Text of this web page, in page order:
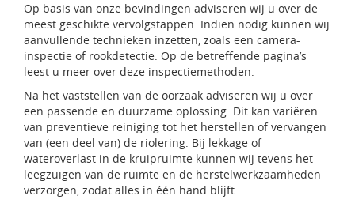
Op basis van onze bevindingen adviseren wij u over de
meest geschikte vervolgstappen. Indien nodig kunnen wij
aanvullende technieken inzetten, zoals een camera-
inspectie of rookdetectie. Op de betreffende pagina’s
leest u meer over deze inspectiemethoden.
Na het vaststellen van de oorzaak adviseren wij u over
een passende en duurzame oplossing. Dit kan variëren
van preventieve reiniging tot het herstellen of vervangen
van (een deel van) de riolering. Bij lekkage of
wateroverlast in de kruipruimte kunnen wij tevens het
leegzuigen van de ruimte en de herstelwerkzaamheden
verzorgen, zodat alles in één hand blijft.